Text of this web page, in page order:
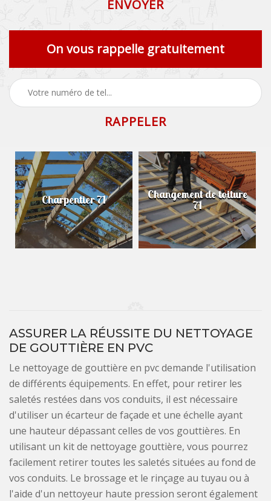
On vous rappelle gratuitement
Charpentier 71 Changement de toiture
71
ASSURER LA RÉUSSITE DU NETTOYAGE
DE GOUTTIÈRE EN PVC
Le nettoyage de gouttière en pvc demande l'utilisation
de différents équipements. En effet, pour retirer les
saletés restées dans vos conduits, il est nécessaire
d'utiliser un écarteur de façade et une échelle ayant
une hauteur dépassant celles de vos gouttières. En
utilisant un kit de nettoyage gouttière, vous pourrez
facilement retirer toutes les saletés situées au fond de
vos conduits. Le brossage et le rinçage au tuyau ou à
l'aide d'un nettoyeur haute pression seront également